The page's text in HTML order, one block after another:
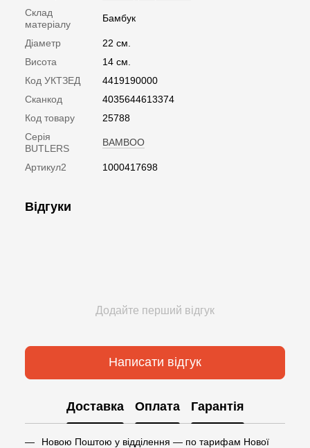
Склад
матеріалу
Бамбук
Діаметр
22 см.
Висота
14 см.
Код УКТЗЕД
4419190000
Сканкод
4035644613374
Код товару
25788
Серія
BUTLERS
BAMBOO
Артикул2 1000417698
Відгуки
Додайте перший відгук
Написати відгук
Доставка Оплата Гарантія
Новою Поштою у відділення — по тарифам Нової